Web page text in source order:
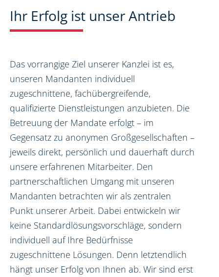
Ihr Erfolg ist unser Antrieb
Das vorrangige Ziel unserer Kanzlei ist es,
unseren Mandanten individuell
zugeschnittene, fachübergreifende,
qualifizierte Dienstleistungen anzubieten. Die
Betreuung der Mandate erfolgt – im
Gegensatz zu anonymen Großgesellschaften –
jeweils direkt, persönlich und dauerhaft durch
unsere erfahrenen Mitarbeiter. Den
partnerschaftlichen Umgang mit unseren
Mandanten betrachten wir als zentralen
Punkt unserer Arbeit. Dabei entwickeln wir
keine Standardlösungsvorschläge, sondern
individuell auf Ihre Bedürfnisse
zugeschnittene Lösungen. Denn letztendlich
hängt unser Erfolg von Ihnen ab. Wir sind erst